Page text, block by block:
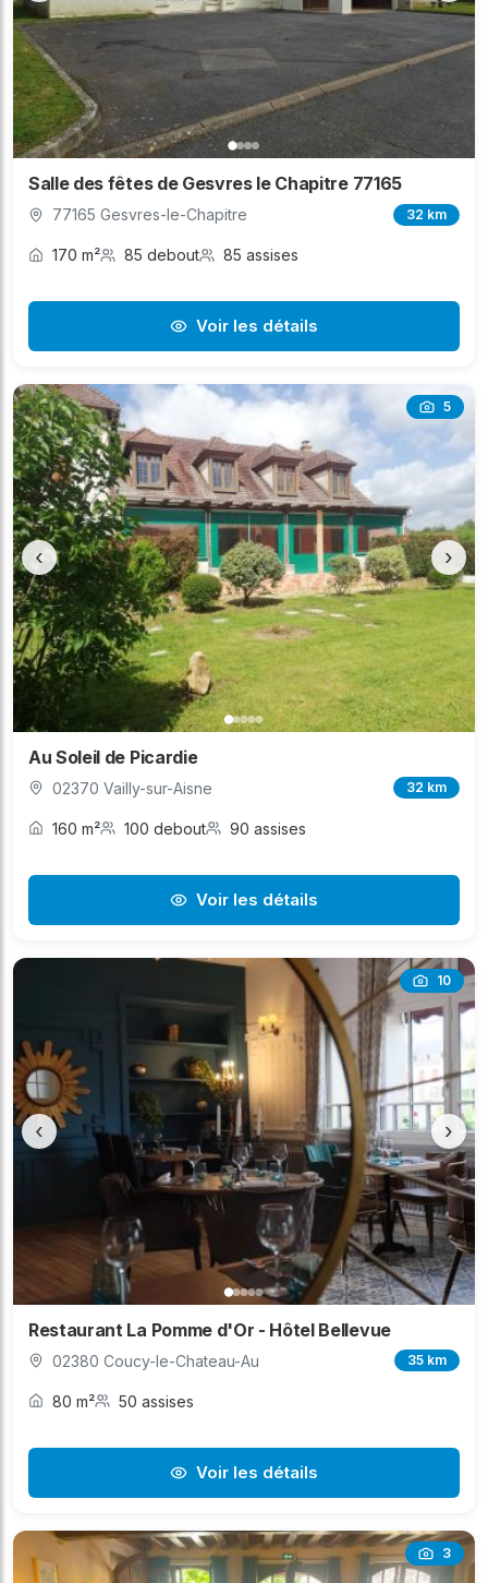
Salle des fêtes de Gesvres le Chapitre 77165
77165 Gesvres-le-Chapitre 32 km
170 m² 85 debout 85 assises
Voir les détails
5
‹ ›
Au Soleil de Picardie
02370 Vailly-sur-Aisne 32 km
160 m² 100 debout 90 assises
Voir les détails
10
‹ ›
Restaurant La Pomme d'Or - Hôtel Bellevue
02380 Coucy-le-Chateau-Au 35 km
80 m² 50 assises
Voir les détails
3